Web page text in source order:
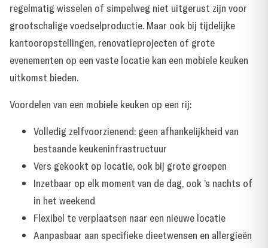
regelmatig wisselen of simpelweg niet uitgerust zijn voor
grootschalige voedselproductie. Maar ook bij tijdelijke
kantooropstellingen, renovatieprojecten of grote
evenementen op een vaste locatie kan een mobiele keuken
uitkomst bieden.
Voordelen van een mobiele keuken op een rij:
Volledig zelfvoorzienend: geen afhankelijkheid van
bestaande keukeninfrastructuur
Vers gekookt op locatie, ook bij grote groepen
Inzetbaar op elk moment van de dag, ook ’s nachts of
in het weekend
Flexibel te verplaatsen naar een nieuwe locatie
Aanpasbaar aan specifieke dieetwensen en allergieën